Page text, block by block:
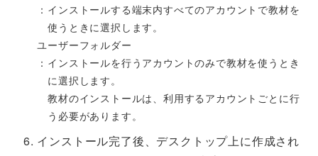
インストールする端末内すべてのアカウントで教材を
使うときに選択します。
ユーザーフォルダー
インストールを行うアカウントのみで教材を使うとき
に選択します。
教材のインストールは、利用するアカウントごとに行
う必要があります。
インストール完了後、デスクトップ上に作成され